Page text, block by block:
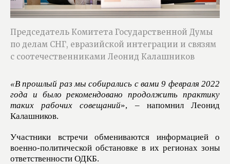
Председатель Комитета Государственной Думы
по делам СНГ, евразийской интеграции и связям
с соотечественниками Леонид Калашников
«В прошлый раз мы собирались с вами 9 февраля 2022
года и было рекомендовано продолжить практику
таких рабочих совещаний», – напомнил Леонид
Калашников.
Участники встречи обмениваются информацией о
военно-политической обстановке в их регионах зоны
ответственности ОДКБ.